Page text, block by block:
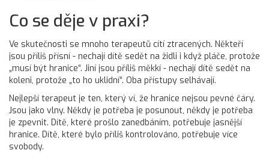
Co se děje v praxi?
Ve skutečnosti se mnoho terapeutů cítí ztracených. Někteří
jsou příliš přísní - nechají dítě sedět na židli i když pláče, protože
„musí být hranice“. Jiní jsou příliš měkkí - nechají dítě sedět na
koleni, protože „to ho uklidní“. Oba přístupy selhávají.
Nejlepší terapeut je ten, který ví, že hranice nejsou pevné čáry.
Jsou jako vlny. Někdy je potřeba je posunout, někdy je potřeba
je zpevnit. Dítě, které prošlo zanedbáním, potřebuje jasnější
hranice. Dítě, které bylo příliš kontrolováno, potřebuje více
svobody.